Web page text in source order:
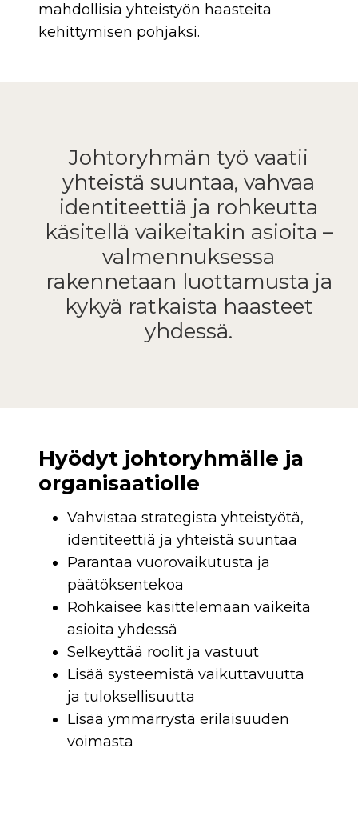
mahdollisia yhteistyön haasteita
kehittymisen pohjaksi.
Johtoryhmän työ vaatii
yhteistä suuntaa, vahvaa
identiteettiä ja rohkeutta
käsitellä vaikeitakin asioita –
valmennuksessa
rakennetaan luottamusta ja
kykyä ratkaista haasteet
yhdessä.
Hyödyt johtoryhmälle ja
organisaatiolle
Vahvistaa strategista yhteistyötä,
identiteettiä ja yhteistä suuntaa
Parantaa vuorovaikutusta ja
päätöksentekoa
Rohkaisee käsittelemään vaikeita
asioita yhdessä
Selkeyttää roolit ja vastuut
Lisää systeemistä vaikuttavuutta
ja tuloksellisuutta
Lisää ymmärrystä erilaisuuden
voimasta